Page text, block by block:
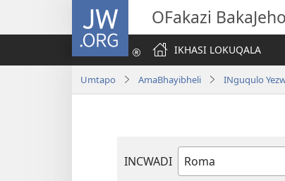
JW.ORG OFakazi
IKHASI LOKUQALA
Umtapo AmaBhayibheli INguqulo
INCWADI
Ngencwadi